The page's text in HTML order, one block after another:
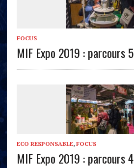
FOCUS
MIF Expo 2019 : parcours 5
ECO RESPONSABLE, FOCUS
MIF Expo 2019 : parcours 4